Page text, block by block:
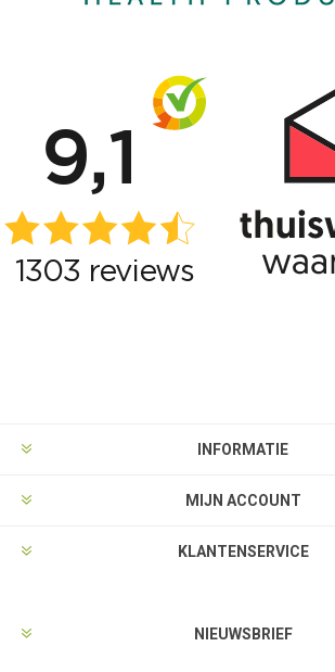
INFORMATIE
MIJN ACCOUNT
KLANTENSERVICE
NIEUWSBRIEF